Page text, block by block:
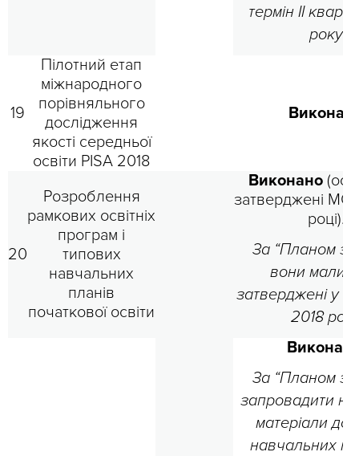
термін IІ
року
19
Пілотний етап
міжнародного
порівняльного
дослідження
якості середньої
освіти PISA 2018
20
Розроблення
рамкових освітніх
програм і
типових
навчальних
планів
початкової освіти
Виконано
затверджені
році).
За “Планом
вони мали
затверджені у ІІ
2018
За “Планом
запровадити
матеріали до
навчальних